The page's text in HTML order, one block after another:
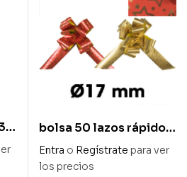
bolsa 50 lazos rápidos
metal ancho cinta
50mm – estrellas
Entra o Regístrate para ver
los precios